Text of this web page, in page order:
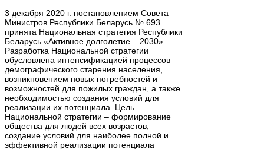
3 декабря 2020 г. постановлением Совета
Министров Республики Беларусь № 693
принята Национальная стратегия Республики
Беларусь «Активное долголетие – 2030»
Разработка Национальной стратегии
обусловлена интенсификацией процессов
демографического старения населения,
возникновением новых потребностей и
возможностей для пожилых граждан, а также
необходимостью создания условий для
реализации их потенциала. Цель
Национальной стратегии – формирование
общества для людей всех возрастов,
создание условий для наиболее полной и
эффективной реализации потенциала